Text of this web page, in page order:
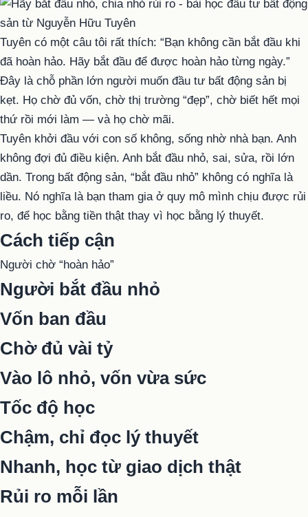
Tuyên có một câu tôi rất thích: “Bạn không cần bắt đầu khi
đã hoàn hảo. Hãy bắt đầu để được hoàn hảo từng ngày.”
Đây là chỗ phần lớn người muốn đầu tư bất động sản bị
kẹt. Họ chờ đủ vốn, chờ thị trường “đẹp”, chờ biết hết mọi
thứ rồi mới làm — và họ chờ mãi.
Tuyên khởi đầu với con số không, sống nhờ nhà bạn. Anh
không đợi đủ điều kiện. Anh bắt đầu nhỏ, sai, sửa, rồi lớn
dần. Trong bất động sản, “bắt đầu nhỏ” không có nghĩa là
liều. Nó nghĩa là bạn tham gia ở quy mô mình chịu được rủi
ro, để học bằng tiền thật thay vì học bằng lý thuyết.
Cách tiếp cận
Người chờ “hoàn hảo”
Người bắt đầu nhỏ
Vốn ban đầu
Chờ đủ vài tỷ
Vào lô nhỏ, vốn vừa sức
Tốc độ học
Chậm, chỉ đọc lý thuyết
Nhanh, học từ giao dịch thật
Rủi ro mỗi lần